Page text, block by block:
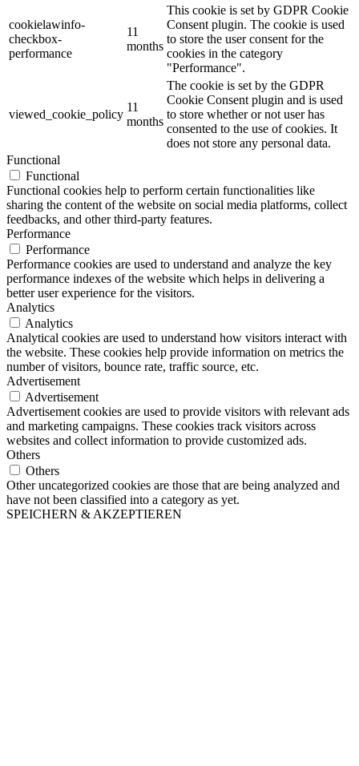
cookielawinfo-
checkbox-
performance
11
months
This cookie is set by GDPR Cookie
Consent plugin. The cookie is used
to store the user consent for the
cookies in the category
"Performance".
viewed_cookie_policy
11
months
The cookie is set by the GDPR
Cookie Consent plugin and is used
to store whether or not user has
consented to the use of cookies. It
does not store any personal data.
Functional
Functional
Functional cookies help to perform certain functionalities like
sharing the content of the website on social media platforms, collect
feedbacks, and other third-party features.
Performance
Performance
Performance cookies are used to understand and analyze the key
performance indexes of the website which helps in delivering a
better user experience for the visitors.
Analytics
Analytics
Analytical cookies are used to understand how visitors interact with
the website. These cookies help provide information on metrics the
number of visitors, bounce rate, traffic source, etc.
Advertisement
Advertisement
Advertisement cookies are used to provide visitors with relevant ads
and marketing campaigns. These cookies track visitors across
websites and collect information to provide customized ads.
Others
Others
Other uncategorized cookies are those that are being analyzed and
have not been classified into a category as yet.
SPEICHERN & AKZEPTIEREN